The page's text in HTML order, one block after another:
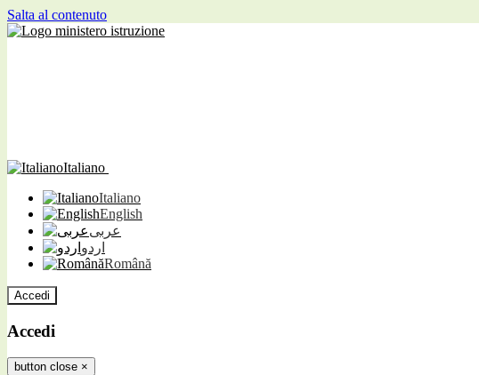
Salta al contenuto
Italiano
Italiano
English
عربى
اردو
Română
Accedi
Accedi
button close ×